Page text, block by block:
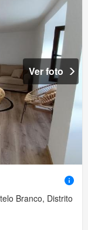
Ver foto
Branco, Distrito